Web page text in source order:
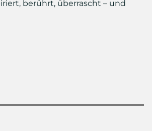
berührt, überrascht – und